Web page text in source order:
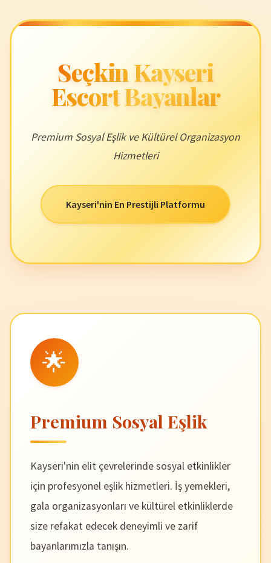
Seçkin Kayseri
Escort Bayanlar
Premium Sosyal Eşlik ve Kültürel Organizasyon
Hizmetleri
Kayseri'nin En Prestijli Platformu
🌟
Premium Sosyal Eşlik
Kayseri'nin elit çevrelerinde sosyal etkinlikler
için profesyonel eşlik hizmetleri. İş yemekleri,
gala organizasyonları ve kültürel etkinliklerde
size refakat edecek deneyimli ve zarif
bayanlarımızla tanışın.